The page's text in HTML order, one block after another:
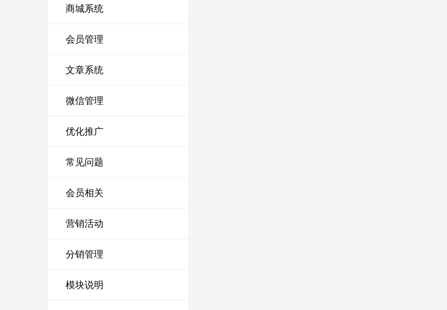
商城系统
会员管理
文章系统
微信管理
优化推广
常见问题
会员相关
营销活动
分销管理
模块说明